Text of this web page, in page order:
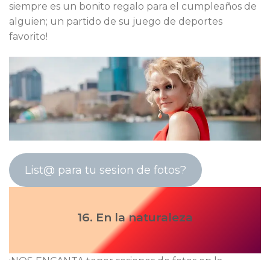
siempre es un bonito regalo para el cumpleaños de
alguien; un partido de su juego de deportes
favorito!
List@ para tu sesion de fotos?
16. En la naturaleza